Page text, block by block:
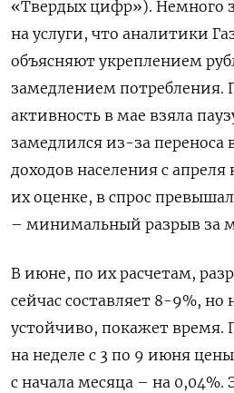
«Твердых цифр»). Немного
на услуги, что аналитики
объясняют укреплением
замедлением потребления.
активность в мае взяла
замедлился из-за переноса
доходов населения с апреля
их оценке, в спрос
– минимальный разрыв за
В июне, по их расчетам,
сейчас составляет 8-9%, но
устойчиво, покажет время.
на неделе с 3 по 9 июня
с начала месяца – на